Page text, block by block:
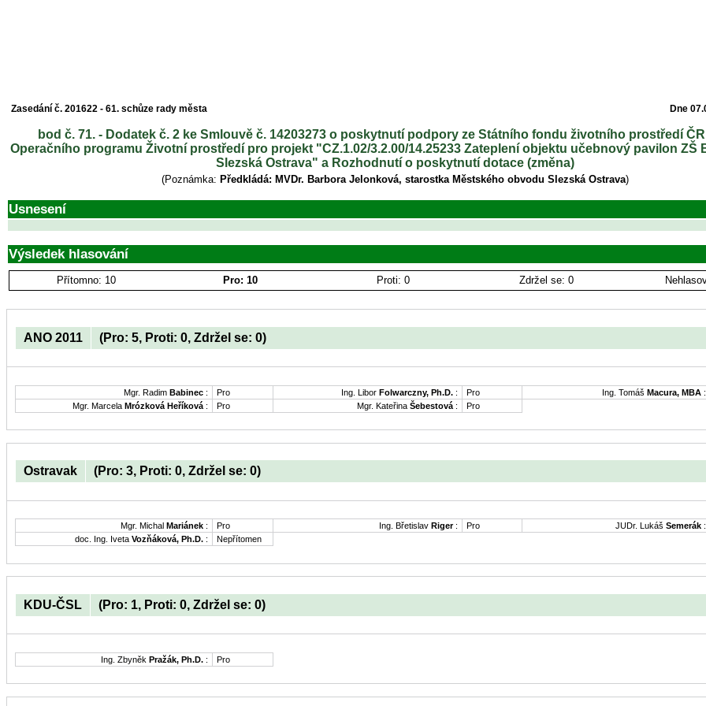
Zasedání č. 201622 - 61. schůze rady města Dne
bod č. 71. - Dodatek č. 2 ke Smlouvě č. 14203273 o poskytnutí podpory ze Státního fondu životního prostředí
Operačního programu Životní prostředí pro projekt "CZ.1.02/3.2.00/14.25233 Zateplení objektu učebnový pavilon ZŠ
Slezská Ostrava" a Rozhodnutí o poskytnutí dotace (změna)
(Poznámka: Předkládá: MVDr. Barbora Jelonková, starostka Městského obvodu Slezská Ostrava)
Usnesení
Výsledek hlasování
Přítomno: 10 Pro: 10 Proti: 0 Zdržel se: 0
ANO 2011 (Pro: 5, Proti: 0, Zdržel se: 0)
Mgr. Radim Babinec : Pro Ing. Libor Folwarczny, Ph.D. : Pro Ing. Tomáš Macura, MBA :
Mgr. Marcela Mrózková Heříková : Pro Mgr. Kateřina Šebestová : Pro
Ostravak (Pro: 3, Proti: 0, Zdržel se: 0)
Mgr. Michal Mariánek : Pro Ing. Břetislav Riger: Pro JUDr. Lukáš Semerák :
doc. Ing. Iveta Vozňáková, Ph.D. : Nepřítomen
KDU-ČSL (Pro: 1, Proti: 0, Zdržel se: 0)
Ing. Zbyněk Pražák, Ph.D. : Pro